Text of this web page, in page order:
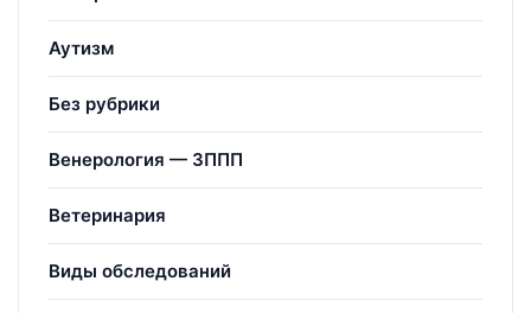
Аутизм
Без рубрики
Венерология — ЗППП
Ветеринария
Виды обследований